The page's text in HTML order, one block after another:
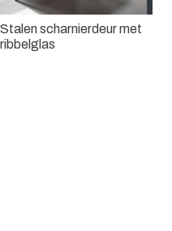
Stalen scharnierdeur met
ribbelglas